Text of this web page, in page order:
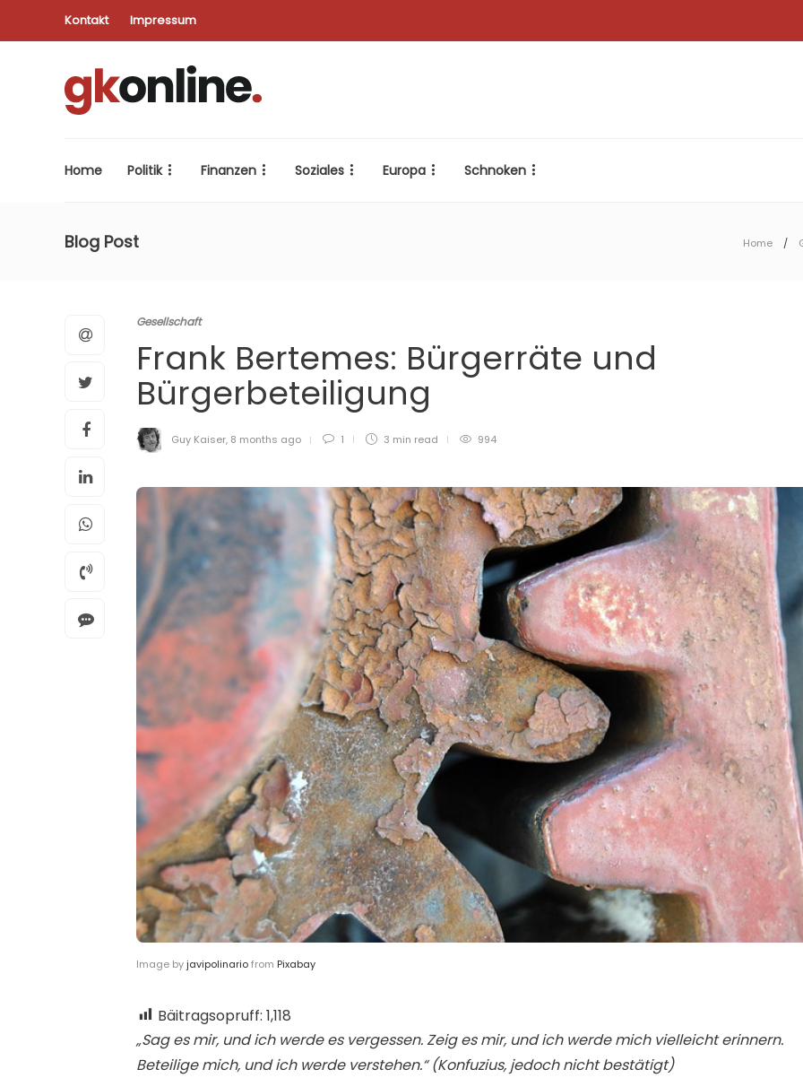
Kontakt Impressum
Home Politik Finanzen Soziales Europa Schnoken
Blog Post Home
Gesellschaft
Frank Bertemes: Bürgerräte und
Bürgerbeteiligung
Guy Kaiser, 8 months ago 1 3 min read 994
Image byjavipolinariofrom Pixabay
Bäitragsopruff: 1,118
„Sag es mir, und ich werde es vergessen. Zeig es mir, und ich werde mich vielleicht erinnern.
Beteilige mich, und ich werde verstehen.“ (Konfuzius, jedoch nicht bestätigt)